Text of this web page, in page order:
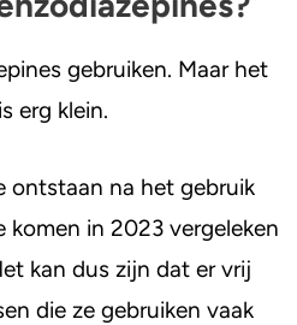
gebruiken. Maar het
erg klein.
ontstaan na het gebruik
in 2023 vergeleken
kan dus zijn dat er vrij
die ze gebruiken vaak